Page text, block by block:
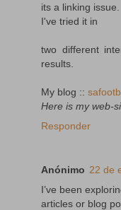
its a linking issue.
I've tried it in
two different
results.
My blog ::
Here is my web-
Responder
Anónimo 22 de
I’ve been
articles or blog